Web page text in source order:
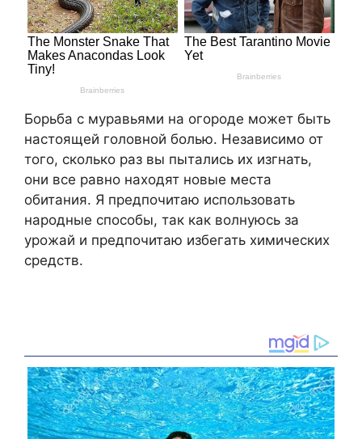
Борьба с муравьями на огороде может быть
настоящей головной болью. Независимо от
того, сколько раз вы пытались их изгнать,
они все равно находят новые места
обитания. Я предпочитаю использовать
народные способы, так как волнуюсь за
урожай и предпочитаю избегать химических
средств.